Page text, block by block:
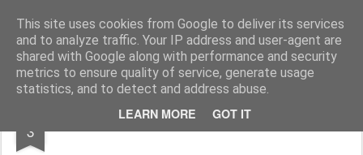
This site uses cookies from Google to deliver its services
and to analyze traffic. Your IP address and user-agent are
shared with Google along with performance and security
metrics to ensure quality of service, generate usage
statistics, and to detect and address abuse.
LEARN MORE GOT IT
Geopalavras
canal800 clique ZapCanal
3 A minha cidade.